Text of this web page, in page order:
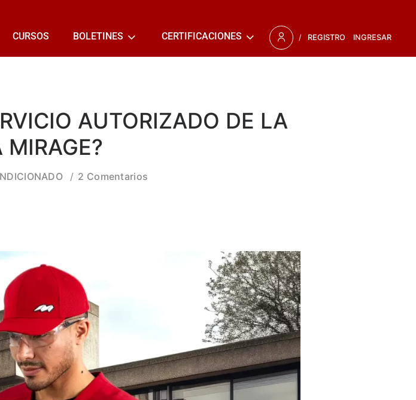
CURSOS BOLETINES CERTIFICACIONES / REGISTRO INGRESAR
AUTORIZADO DE LA
MIRAGE?
2 Comentarios